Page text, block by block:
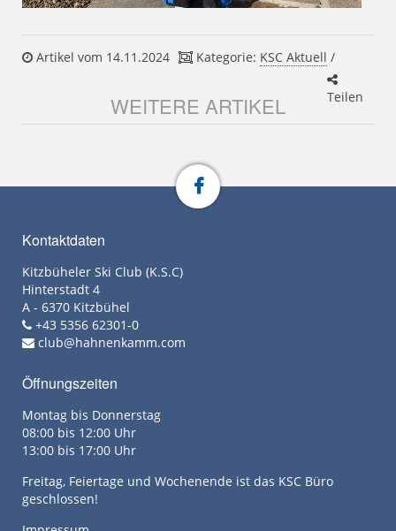
Artikel vom 14.11.2024 Kategorie: KSC Aktuell /
Teilen
WEITERE ARTIKEL
Kontaktdaten
Kitzbüheler Ski Club (K.S.C)
Hinterstadt 4
A - 6370 Kitzbühel
+43 5356 62301-0
club@hahnenkamm.com
Öffnungszeiten
Montag bis Donnerstag
08:00 bis 12:00 Uhr
13:00 bis 17:00 Uhr
Freitag, Feiertage und Wochenende ist das KSC Büro
geschlossen!